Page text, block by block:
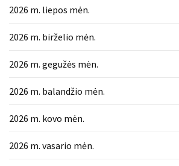
gedimo
neieškojo
Krovinių
kiek
2026 m. liepos mėn.
2026 m. birželio mėn.
2026 m. gegužės mėn.
2026 m. balandžio mėn.
2026 m. kovo mėn.
2026 m. vasario mėn.